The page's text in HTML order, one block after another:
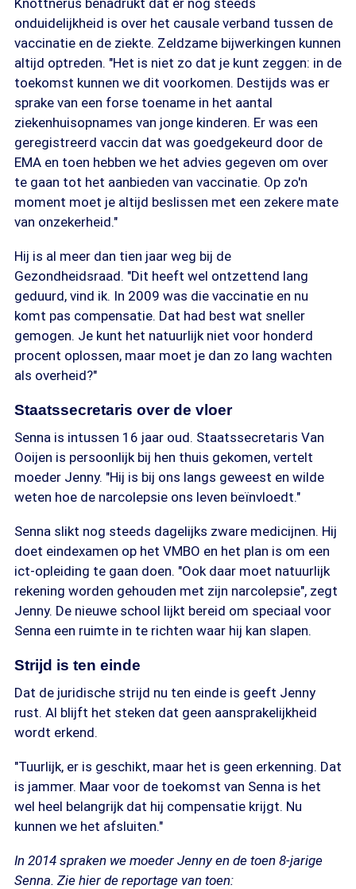
Knottnerus benadrukt dat er nog steeds
onduidelijkheid is over het causale verband tussen de
vaccinatie en de ziekte. Zeldzame bijwerkingen kunnen
altijd optreden. "Het is niet zo dat je kunt zeggen: in de
toekomst kunnen we dit voorkomen. Destijds was er
sprake van een forse toename in het aantal
ziekenhuisopnames van jonge kinderen. Er was een
geregistreerd vaccin dat was goedgekeurd door de
EMA en toen hebben we het advies gegeven om over
te gaan tot het aanbieden van vaccinatie. Op zo'n
moment moet je altijd beslissen met een zekere mate
van onzekerheid."
Hij is al meer dan tien jaar weg bij de
Gezondheidsraad. "Dit heeft wel ontzettend lang
geduurd, vind ik. In 2009 was die vaccinatie en nu
komt pas compensatie. Dat had best wat sneller
gemogen. Je kunt het natuurlijk niet voor honderd
procent oplossen, maar moet je dan zo lang wachten
als overheid?"
Staatssecretaris over de vloer
Senna is intussen 16 jaar oud. Staatssecretaris Van
Ooijen is persoonlijk bij hen thuis gekomen, vertelt
moeder Jenny. "Hij is bij ons langs geweest en wilde
weten hoe de narcolepsie ons leven beïnvloedt."
Senna slikt nog steeds dagelijks zware medicijnen. Hij
doet eindexamen op het VMBO en het plan is om een
ict-opleiding te gaan doen. "Ook daar moet natuurlijk
rekening worden gehouden met zijn narcolepsie", zegt
Jenny. De nieuwe school lijkt bereid om speciaal voor
Senna een ruimte in te richten waar hij kan slapen.
Strijd is ten einde
Dat de juridische strijd nu ten einde is geeft Jenny
rust. Al blijft het steken dat geen aansprakelijkheid
wordt erkend.
"Tuurlijk, er is geschikt, maar het is geen erkenning. Dat
is jammer. Maar voor de toekomst van Senna is het
wel heel belangrijk dat hij compensatie krijgt. Nu
kunnen we het afsluiten."
In 2014 spraken we moeder Jenny en de toen 8-jarige
Senna. Zie hier de reportage van toen: